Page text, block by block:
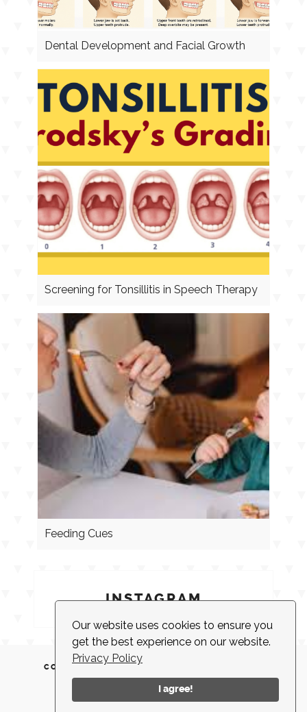
Our website uses cookies to ensure you
get the best experience on our website.
Privacy Policy
I agree!
Dental Development and Facial Growth
Screening for Tonsillitis in Speech Therapy
Feeding Cues
INSTAGRAM
CONTACT CLIENT LOGIN
NEWSLETTER
ACCESSIBILITY